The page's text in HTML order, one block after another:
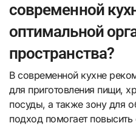
современной
оптимальной
пространства?
В современной кухне
для приготовления пищи,
посуды, а также зону для
подход помогает